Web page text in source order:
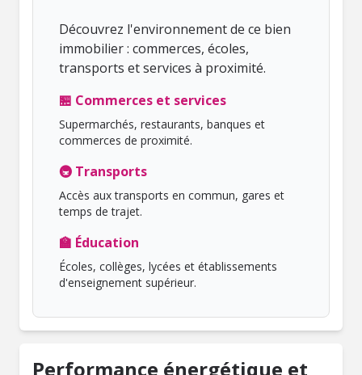
Découvrez l'environnement de ce bien
immobilier : commerces, écoles,
transports et services à proximité.
🏪 Commerces et services
Supermarchés, restaurants, banques et
commerces de proximité.
🚇 Transports
Accès aux transports en commun, gares et
temps de trajet.
🏫 Éducation
Écoles, collèges, lycées et établissements
d'enseignement supérieur.
Performance énergétique et